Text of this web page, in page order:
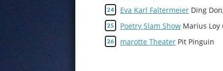
24 Eva Karl Faltermeier Ding
25 Poetry Slam Show Marius Loy
26 marotte Theater Pit Pinguin